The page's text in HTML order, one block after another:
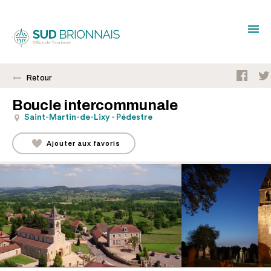
Retour
Boucle intercommunale
Saint-Martin-de-Lixy - Pédestre
Ajouter aux favoris